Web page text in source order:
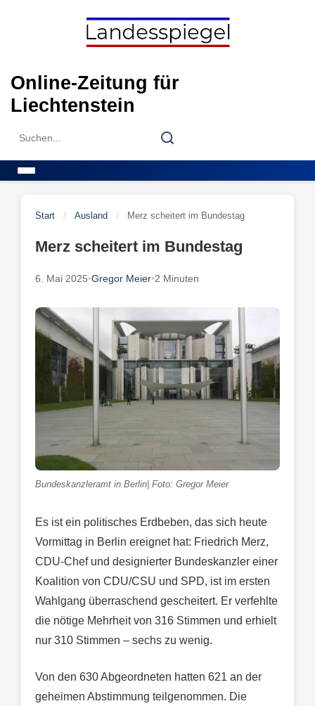
Online-Zeitung für
Liechtenstein
Search
Search
Start / Ausland / Merz scheitert im Bundestag
Merz scheitert im Bundestag
6. Mai 2025•Gregor Meier•2 Minuten
Bundeskanzleramt in Berlin| Foto: Gregor Meier
Es ist ein politisches Erdbeben, das sich heute
Vormittag in Berlin ereignet hat: Friedrich Merz,
CDU-Chef und designierter Bundeskanzler einer
Koalition von CDU/CSU und SPD, ist im ersten
Wahlgang überraschend gescheitert. Er verfehlte
die nötige Mehrheit von 316 Stimmen und erhielt
nur 310 Stimmen – sechs zu wenig.
Von den 630 Abgeordneten hatten 621 an der
geheimen Abstimmung teilgenommen. Die